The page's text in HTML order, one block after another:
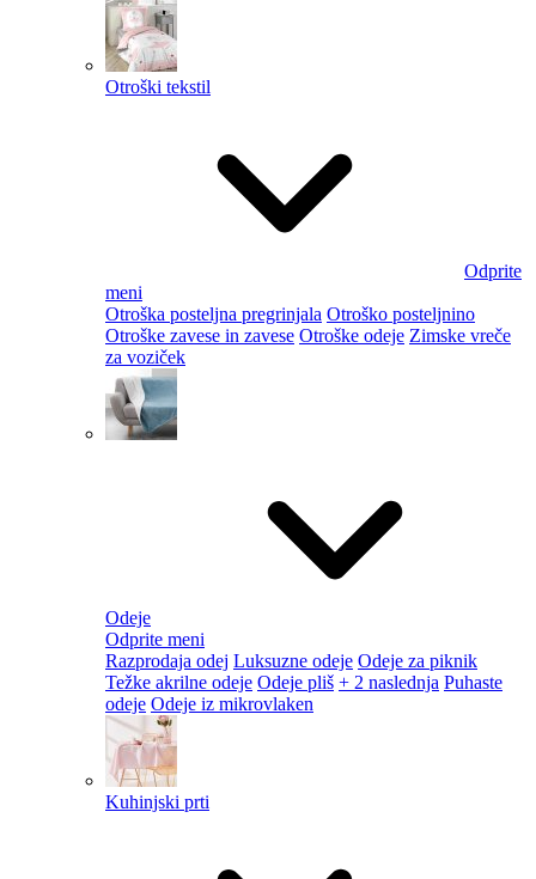
Otroški tekstil
Odprite
meni
Otroška posteljna pregrinjala Otroško posteljnino
Otroške zavese in zavese Otroške odeje Zimske vreče
za voziček
Odeje
Odprite meni
Razprodaja odej Luksuzne odeje Odeje za piknik
Težke akrilne odeje Odeje pliš + 2 naslednja Puhaste
odeje Odeje iz mikrovlaken
Kuhinjski prti